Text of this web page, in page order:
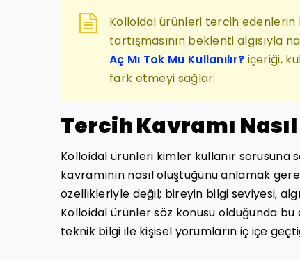
Kolloidal ürünleri tercih edenlerin
tartışmasının beklenti algısıyla
Aç Mı Tok Mu Kullanılır? içeriği,
fark etmeyi sağlar.
Tercih Kavramı
Kolloidal ürünleri kimler kullanır sorusuna
kavramının nasıl oluştuğunu anlamak
özellikleriyle değil; bireyin bilgi seviyesi,
Kolloidal ürünler söz konusu olduğunda
teknik bilgi ile kişisel yorumların iç içe